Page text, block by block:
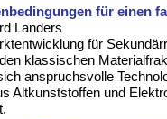
für einen
Landers
für
klassischen
anspruchsvolle
Altkunststoffen und